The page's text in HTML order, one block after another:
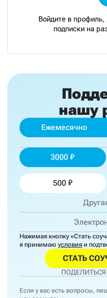
Войдите в
подписки на
нашу
Ежемесячно
3000
500
Нажимая кнопку «Стать
я принимаю условия и
СТАТЬ
Если у вас есть вопросы,